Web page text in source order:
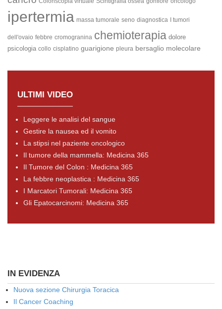
ipertermia massa tumorale seno diagnostica I tumori
dell'ovaio febbre cromogranina chemioterapia dolore
psicologia collo cisplatino guarigione pleura bersaglio molecolare
ULTIMI VIDEO
Leggere le analisi del sangue
Gestire la nausea ed il vomito
La stipsi nel paziente oncologico
Il tumore della mammella: Medicina 365
Il Tumore del Colon : Medicina 365
La febbre neoplastica : Medicina 365
I Marcatori Tumorali: Medicina 365
Gli Epatocarcinomi: Medicina 365
IN EVIDENZA
Nuova sezione Chirurgia Toracica
Il Cancer Coaching